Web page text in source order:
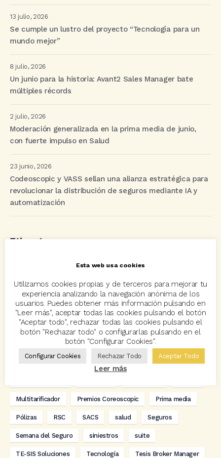
13 julio, 2026
Se cumple un lustro del proyecto “Tecnología para un
mundo mejor”
8 julio, 2026
Un junio para la historia: Avant2 Sales Manager bate
múltiples récords
2 julio, 2026
Moderación generalizada en la prima media de junio,
con fuerte impulso en Salud
23 junio, 2026
Codeoscopic y VASS sellan una alianza estratégica para
revolucionar la distribución de seguros mediante IA y
automatización
Etiquetas
Avant2 Sales Manager ayudas Bcover
Carlos Rovira Codeoscopic Codeoscopic Academy
Codeoscopic Workspace Coverize Decesos
Eventos formación
Multitarificador Premios Coreoscopic Prima media
Pólizas RSC SACS salud Seguros
Semana del Seguro siniestros suite
TE-SIS Soluciones Tecnología Tesis Broker Manager
Esta web usa cookies
Utilizamos cookies propias y de terceros para mejorar tu
experiencia analizando la navegación anónima de los
usuarios. Puedes obtener más información pulsando en
"Leer más", aceptar todas las cookies pulsando el botón
"Aceptar todo", rechazar todas las cookies pulsando el
botón "Rechazar todo" o configurarlas pulsando en el
botón "Configurar Cookies".
Configurar Cookies Rechazar Todo Aceptar Todo
Leer más